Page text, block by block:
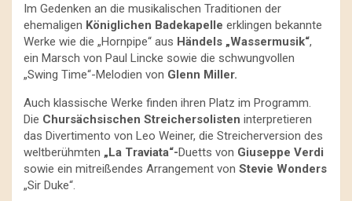
Im Gedenken an die musikalischen Traditionen der
ehemaligen Königlichen Badekapelle erklingen bekannte
Werke wie die „Hornpipe“ aus Händels „Wassermusik“,
ein Marsch von Paul Lincke sowie die schwungvollen
„Swing Time“-Melodien von Glenn Miller.
Auch klassische Werke finden ihren Platz im Programm.
Die Chursächsischen Streichersolisten interpretieren
das Divertimento von Leo Weiner, die Streicherversion des
weltberühmten „La Traviata“-Duetts von Giuseppe Verdi
sowie ein mitreißendes Arrangement von Stevie Wonders
„Sir Duke“.